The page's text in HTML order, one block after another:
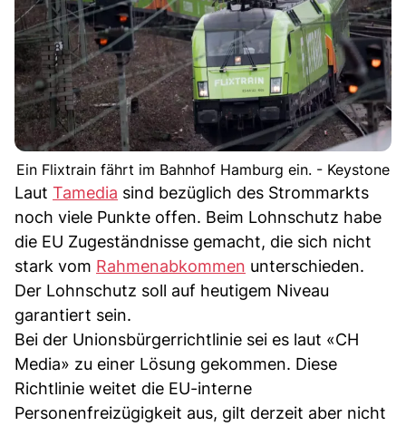
Ein Flixtrain fährt im Bahnhof Hamburg ein. - Keystone
Laut Tamedia sind bezüglich des Strommarkts
noch viele Punkte offen. Beim Lohnschutz habe
die EU Zugeständnisse gemacht, die sich nicht
stark vom Rahmenabkommen unterschieden.
Der Lohnschutz soll auf heutigem Niveau
garantiert sein.
Bei der Unionsbürgerrichtlinie sei es laut «CH
Media» zu einer Lösung gekommen. Diese
Richtlinie weitet die EU-interne
Personenfreizügigkeit aus, gilt derzeit aber nicht